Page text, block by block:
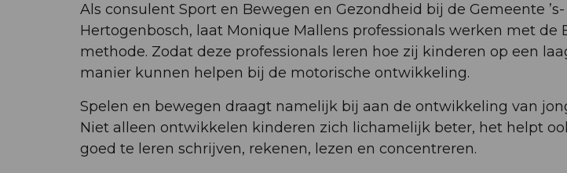
Als consulent Sport en Bewegen en Gezondheid bij de Gemeente ’s-
Hertogenbosch, laat Monique Mallens professionals werken met de
methode. Zodat deze professionals leren hoe zij kinderen op een
manier kunnen helpen bij de motorische ontwikkeling.
Spelen en bewegen draagt namelijk bij aan de ontwikkeling van
Niet alleen ontwikkelen kinderen zich lichamelijk beter, het helpt
goed te leren schrijven, rekenen, lezen en concentreren.